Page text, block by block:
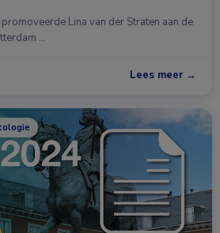
Lina van der Straten aan de
…
Lees meer →